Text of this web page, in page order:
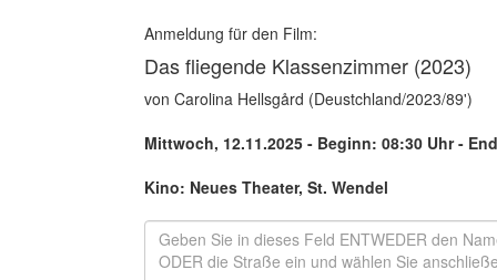
Anmeldung für den Film:
Das fliegende Klassenzimmer (2023)
von Carolina Hellsgård (Deustchland/2023/89')
Mittwoch, 12.11.2025 - Beginn: 08:30 Uhr-
Kino: Neues Theater, St. Wendel